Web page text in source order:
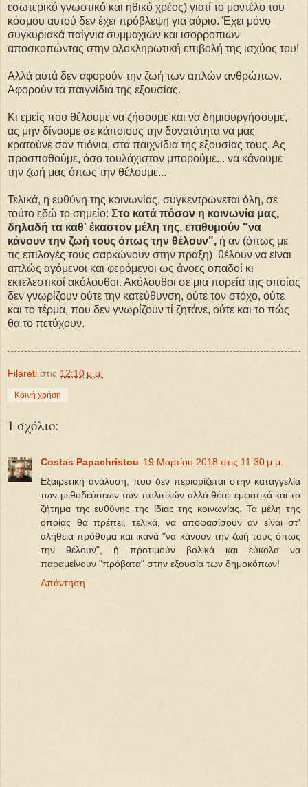
εσωτερικό γνωστικό και ηθικό χρέος) γιατί το μοντέλο του
κόσμου αυτού δεν έχει πρόβλεψη για αύριο. Έχει μόνο
συγκυριακά παίγνια συμμαχιών και ισορροπιών
αποσκοπώντας στην ολοκληρωτική επιβολή της ισχύος του!
Αλλά αυτά δεν αφορούν την ζωή των απλών ανθρώπων.
Αφορούν τα παιγνίδια της εξουσίας.
Κι εμείς που θέλουμε να ζήσουμε και να δημιουργήσουμε,
ας μην δίνουμε σε κάποιους την δυνατότητα να μας
κρατούνε σαν πιόνια, στα παιχνίδια της εξουσίας τους. Ας
προσπαθούμε, όσο τουλάχιστον μπορούμε... να κάνουμε
την ζωή μας όπως την θέλουμε...
Τελικά, η ευθύνη της κοινωνίας, συγκεντρώνεται όλη, σε
τούτο εδώ το σημείο: Στο κατά πόσον η κοινωνία μας,
δηλαδή τα καθ' έκαστον μέλη της, επιθυμούν "να
κάνουν την ζωή τους όπως την θέλουν", ή αν (όπως με
τις επιλογές τους σαρκώνουν στην πράξη) θέλουν να είναι
απλώς αγόμενοι και φερόμενοι ως άνοες οπαδοί κι
εκτελεστικοί ακόλουθοι. Ακόλουθοι σε μια πορεία της οποίας
δεν γνωρίζουν ούτε την κατεύθυνση, ούτε τον στόχο, ούτε
και το τέρμα, που δεν γνωρίζουν τί ζητάνε, ούτε και το πώς
θα το πετύχουν.
Filareti στις 12:10 μ.μ.
Κοινή χρήση
1 σχόλιο:
Costas Papachristou 19 Μαρτίου 2018 στις 11:30 μ.μ.
Εξαιρετική ανάλυση, που δεν περιορίζεται στην καταγγελία
των μεθοδεύσεων των πολιτικών αλλά θέτει εμφατικά και το
ζήτημα της ευθύνης της ίδιας της κοινωνίας. Τα μέλη της
οποίας θα πρέπει, τελικά, να αποφασίσουν αν είναι στ'
αλήθεια πρόθυμα και ικανά "να κάνουν την ζωή τους όπως
την θέλουν", ή προτιμούν βολικά και εύκολα να
παραμείνουν "πρόβατα" στην εξουσία των δημοκόπων!
Απάντηση